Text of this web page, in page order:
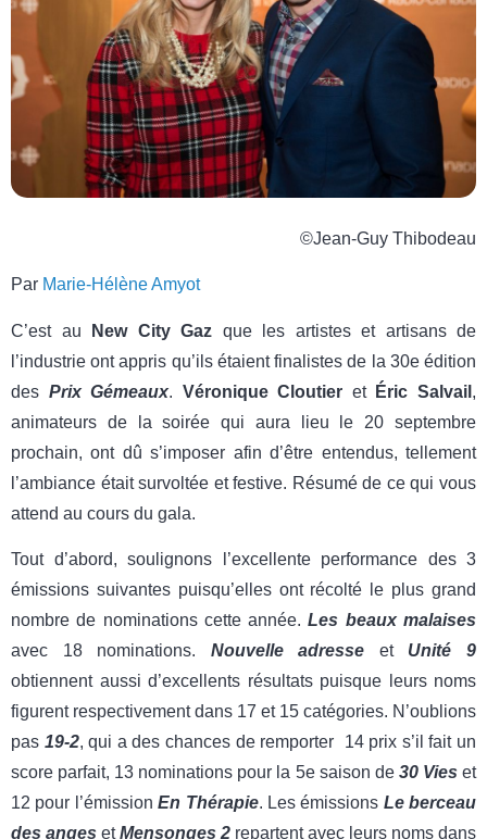
©Jean-Guy Thibodeau
Par Marie-Hélène Amyot
C’est au New City Gaz que les artistes et artisans de
l’industrie ont appris qu’ils étaient finalistes de la 30e édition
des Prix Gémeaux. Véronique Cloutier et Éric Salvail ,
animateurs de la soirée qui aura lieu le 20 septembre
prochain, ont dû s’imposer afin d’être entendus, tellement
l’ambiance était survoltée et festive. Résumé de ce qui vous
attend au cours du gala.
Tout d’abord, soulignons l’excellente performance des 3
émissions suivantes puisqu’elles ont récolté le plus grand
nombre de nominations cette année.Les beaux malaises
avec 18 nominations. Nouvelle adresse et Unité 9
obtiennent aussi d’excellents résultats puisque leurs noms
figurent respectivement dans 17 et 15 catégories. N’oublions
pas 19-2, qui a des chances de remporter 14 prix s’il fait un
score parfait, 13 nominations pour la 5e saison de 30 Vies et
12 pour l’émissionEn Thérapie. Les émissions Le berceau
des anges etMensonges 2 repartent avec leurs noms dans